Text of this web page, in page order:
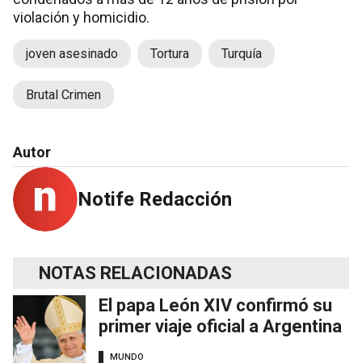
violación y homicidio.
joven asesinado Tortura Turquía
Brutal Crimen
Autor
Notife Redacción
NOTAS RELACIONADAS
El papa León XIV confirmó su
primer viaje oficial a Argentina
MUNDO